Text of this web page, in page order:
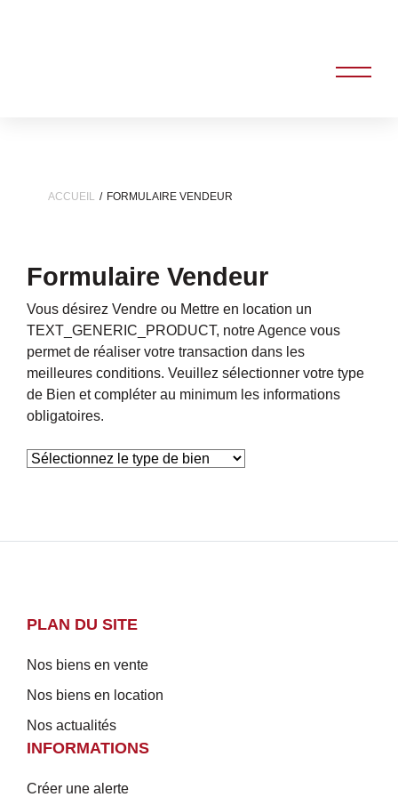
ACCUEIL FORMULAIRE VENDEUR
Formulaire Vendeur
Vous désirez Vendre ou Mettre en location un
TEXT_GENERIC_PRODUCT, notre Agence vous
permet de réaliser votre transaction dans les
meilleures conditions. Veuillez sélectionner votre type
de Bien et compléter au minimum les informations
obligatoires.
PLAN DU SITE
Nos biens en vente
Nos biens en location
Nos actualités
INFORMATIONS
Créer une alerte